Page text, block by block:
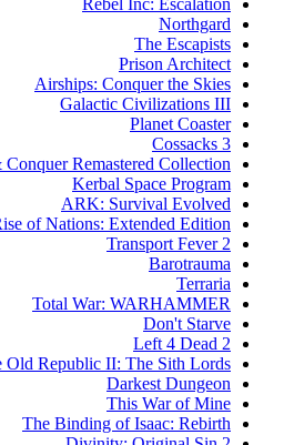
Rebel Inc: Escalation
Northgard
The Escapists
Prison Architect
Airships: Conquer the Skies
Galactic Civilizations III
Planet Coaster
Cossacks 3
Remastered Collection
Kerbal Space Program
ARK: Survival Evolved
of Nations: Extended Edition
Transport Fever 2
Barotrauma
Terraria
Total War: WARHAMMER
Don't Starve
Left 4 Dead 2
Republic II: The Sith Lords
Darkest Dungeon
This War of Mine
The Binding of Isaac: Rebirth